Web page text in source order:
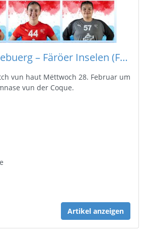
Kader vu Lëtzebuerg – Färöer Inselen (Fraen) (Women's EHF EURO 2024 Qualifiers)
vun haut Mëttwoch 28. Februar um
vun der Coque.
Artikel anzeigen